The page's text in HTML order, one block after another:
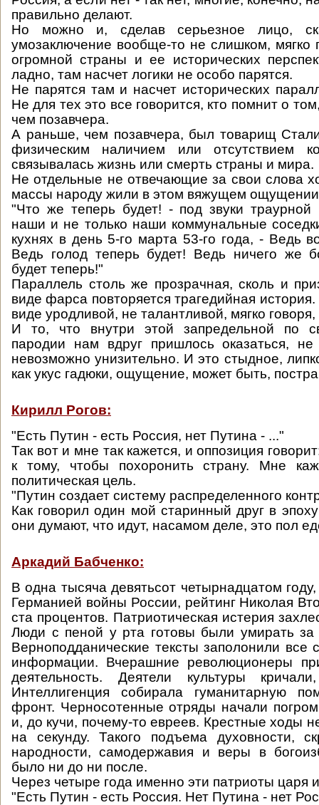
правильно делают.
Но можно и, сделав серьезное лицо,
умозаключение вообще-то не слишком, мягко
огромной страны и ее исторических
ладно, там насчет логики не особо парятся.
Не парятся там и насчет исторических
Не для тех это все говорится, кто помнит о
чем позавчера.
А раньше, чем позавчера, был товарищ
физическим наличием или отсутствием
связывалась жизнь или смерть страны и мира.
Не отдельные не отвечающие за свои слова
массы народу жили в этом вяжущем
"Что же теперь будет! - под звуки траурной
наши и не только наши коммунальные
кухнях в день 5-го марта 53-го года, - Ведь
Ведь голод теперь будет! Ведь ничего же
будет теперь!"
Параллель столь же прозрачная, сколь и
виде фарса повторяется трагедийная
виде уродливой, не талантливой, мягко
И то, что внутри этой запредельной по
пародии нам вдруг пришлось оказаться,
невозможно унизительно. И это стыдное,
как укус гадюки, ощущение, может быть,
Кирилл Рогов:
"Есть Путин - есть Россия, нет Путина - ..."
Так вот и мне так кажется, и оппозиция
к тому, чтобы похоронить страну. Мне
политическая цель.
"Путин создает систему распределенного
Как говорил один мой старинный друг в
они думают, что идут, насамом деле, это пол
Аркадий Бабченко:
В одна тысяча девятьсот четырнадцатом
Германией войны России, рейтинг Николая
ста процентов. Патриотическая истерия
Люди с пеной у рта готовы были умирать за
Верноподданические тексты заполонили все
информации. Вчерашние революционеры
деятельность. Деятели культуры
Интеллигенция собирала гуманитарную
фронт. Черносотенные отряды начали
и, до кучи, почему-то евреев. Крестные ходы
на секунду. Такого подъема духовности,
народности, самодержавия и веры в
было ни до ни после.
Через четыре года именно эти патриоты царя
"Есть Путин - есть Россия. Нет Путина - нет